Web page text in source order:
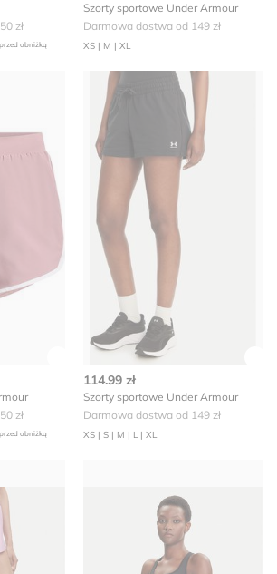
zł
obniżką
Szorty sportowe Under Armour
Darmowa dostwa od 149 zł
XS | M | XL
Armour
Zobacz szczegóły produktu
zł
obniżką
Szorty sportowe Under
114.99 zł
Szorty sportowe Under Armour
Darmowa dostwa od 149 zł
XS | S | M | L | XL